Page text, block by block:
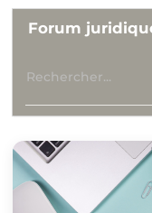
Forum